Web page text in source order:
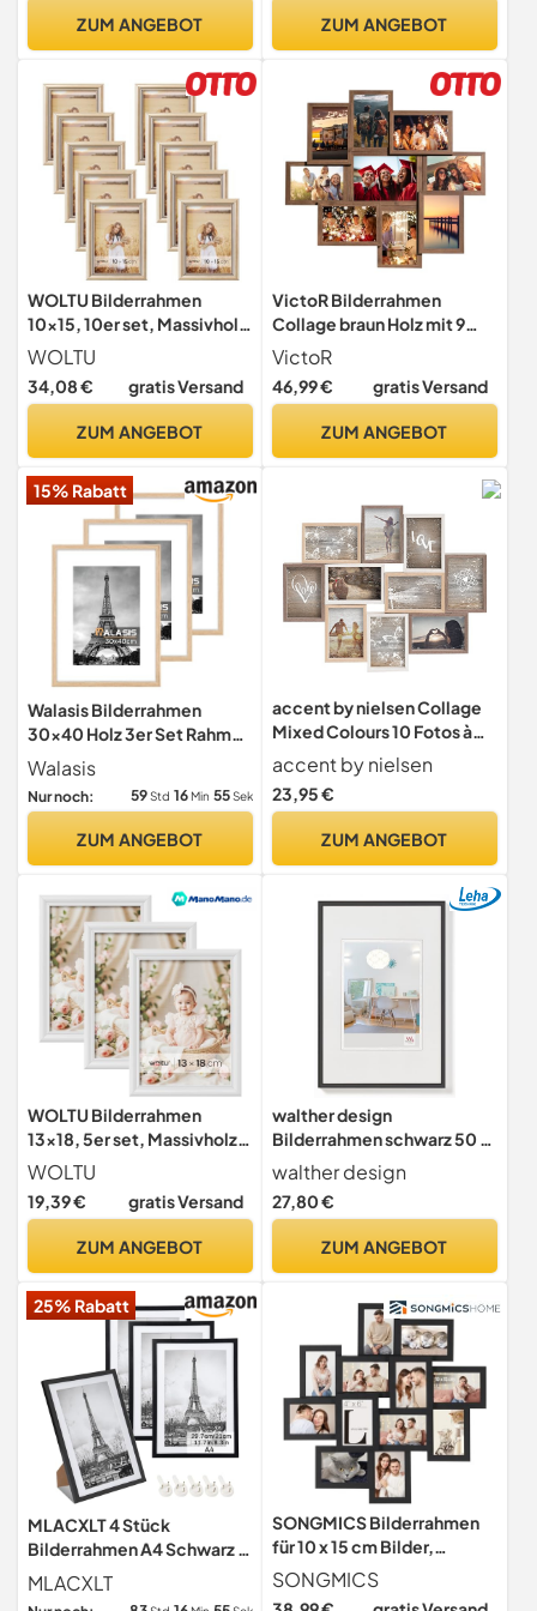
Urkunden, Poster,
ZUM ANGEBOT ZUM ANGEBOT
WOLTU Bilderrahmen
10x15, 10er set, Massivholz
Fotorahmen mit
Passepartout
WOLTU
34,08 € gratis Versand
ZUM ANGEBOT
VictoR Bilderrahmen
Collage braun Holz mit 9
Bildern (8 x 10x15cm; 1 x
13x18cm) - Collage
Bilderrahmen Set -
VictoR
46,99 € gratis Versand
ZUM ANGEBOT
15% Rabatt
Walasis Bilderrahmen
30x40 Holz 3er Set Rahmen
Mit Passepartout
Walasis
Nur noch: 59 Std 16 Min 54Sek
ZUM ANGEBOT
accent by nielsen Collage
Mixed Colours 10 Fotos à
10x15 cm, Außenformat:
56x45x2,5 cm
accent by nielsen
23,95 €
ZUM ANGEBOT
WOLTU Bilderrahmen
13x18, 5er set, Massivholz
Fotorahmen mit
Passepartout
WOLTU
19,39 € gratis Versand
ZUM ANGEBOT
walther design
Bilderrahmen schwarz 50 x
70 cm New Lifestyle
Kunststoffrahmen KV070B
walther design
27,80 €
ZUM ANGEBOT
25% Rabatt
MLACXLT 4 Stück
Bilderrahmen A4 Schwarz –
DIN A4 21x30 cm
Kunststoffrahmen mit
MLACXLT
SONGMICS Bilderrahmen
für 10 x 15 cm Bilder,
Collage für 12 Fotos,
transparenter Glasschutz,
SONGMICS